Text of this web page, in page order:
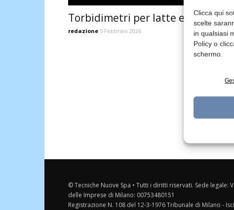
Clicca qui
scelte
in qualsiasi
Policy o
schermo.
Torbidimetri per latte e derivati
redazione 5 Febbraio 2026
© Tecniche Nuove Spa • Tutti i diritti riservati. Sede legale:
delle Imprese di Milano: 00753480151
Registrazione N. 108 del 12-3-1976 Tribunale di Milano -